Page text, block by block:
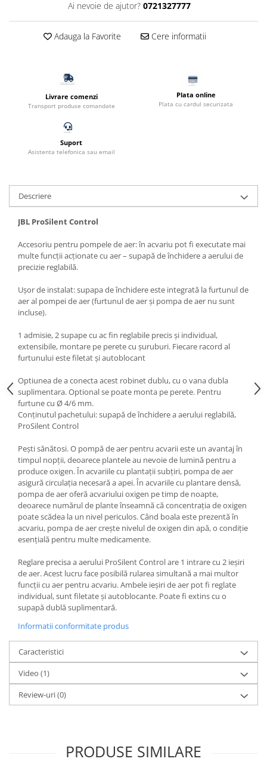
Filtru extern acvariu
Pompe aer acvariu
Lampa pentru acvariu
Incalzitoare
Substrat acvariu
Sterilizator acvariu
Fertilizatori acvarii
Tratamente pesti acvariu
Furtune si conectori acvarii
Curatare acvarii
Conditioneri apa acvariu
Decoruri si plante artificiale
Accesorii acvarii
Pasari
Batoane
Hrana pasari
Rozatoare
Igiena rozatoare
Reptile
Hrana reptile
Igiena reptile
Decoruri terarii
Incalzitoare si pompe terarii
Solutii iluminat terarii
Suplimente vitamino minerale
reptile
Accesorii diverse terarii
Iazuri
Igiena Iazuri
Conditioner apa iaz
Hrana pesti iazuri
Teste apa iaz
Filtre iaz
Pompe iaz
Ai nevoie de ajutor? 0721327777
Adauga la Favorite Cere informatii
Livrare comenzi
Transport produse comandate
Plata online
Plata cu cardul securizata
Suport
Asistenta telefonica sau email
Descriere
JBL ProSilent Control
Accesoriu pentru pompele de aer: în acvariu pot fi executate mai
multe funcții acționate cu aer – supapă de închidere a aerului de
precizie reglabilă.
Ușor de instalat: supapa de închidere este integrată la furtunul de
aer al pompei de aer (furtunul de aer și pompa de aer nu sunt
incluse).
1 admisie, 2 supape cu ac fin reglabile precis și individual,
extensibile, montare pe perete cu șuruburi. Fiecare racord al
furtunului este filetat și autoblocant
Optiuneade a conectaacest robinetdublu, cu o vana dubla
suplimentara. Optional se poate monta pe perete. Pentru
furtune cu Ø 4/6 mm.
Conținutul pachetului: supapă de închidere a aerului reglabilă,
ProSilent Control
Pești sănătosi. O pompă de aer pentru acvarii este un avantaj în
timpul nopții, deoarece plantele au nevoie de lumină pentru a
produce oxigen. În acvariile cu plantații subțiri, pompa de aer
asigură circulația necesară a apei. În acvariile cu plantare densă,
pompa de aer oferă acvariului oxigen pe timp de noapte,
deoarece numărul de plante înseamnă că concentrația de oxigen
poate scădea la un nivel periculos. Când boala este prezentă în
acvariu, pompa de aer crește nivelul de oxigen din apă, o condiție
esențială pentru multe medicamente.
Reglare precisa a aerului ProSilent Control are 1 intrare cu 2 ieșiri
de aer. Acest lucru face posibilă rularea simultană a mai multor
funcții cu aer pentru acvariu. Ambele ieșiri de aer pot fi reglate
individual, sunt filetate și autoblocante. Poate fi extins cu o
supapă dublă suplimentară.
Informatii conformitate produs
Caracteristici
Video (1)
Review-uri(0)
PRODUSE SIMILARE